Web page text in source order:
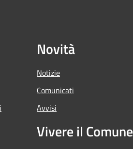
Novità
Notizie
Comunicati
Avvisi
Vivere il Comune